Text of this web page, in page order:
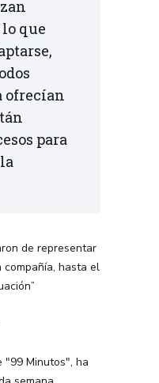
que
ofrecían
para
de representar
hasta el
"99 Minutos", ha